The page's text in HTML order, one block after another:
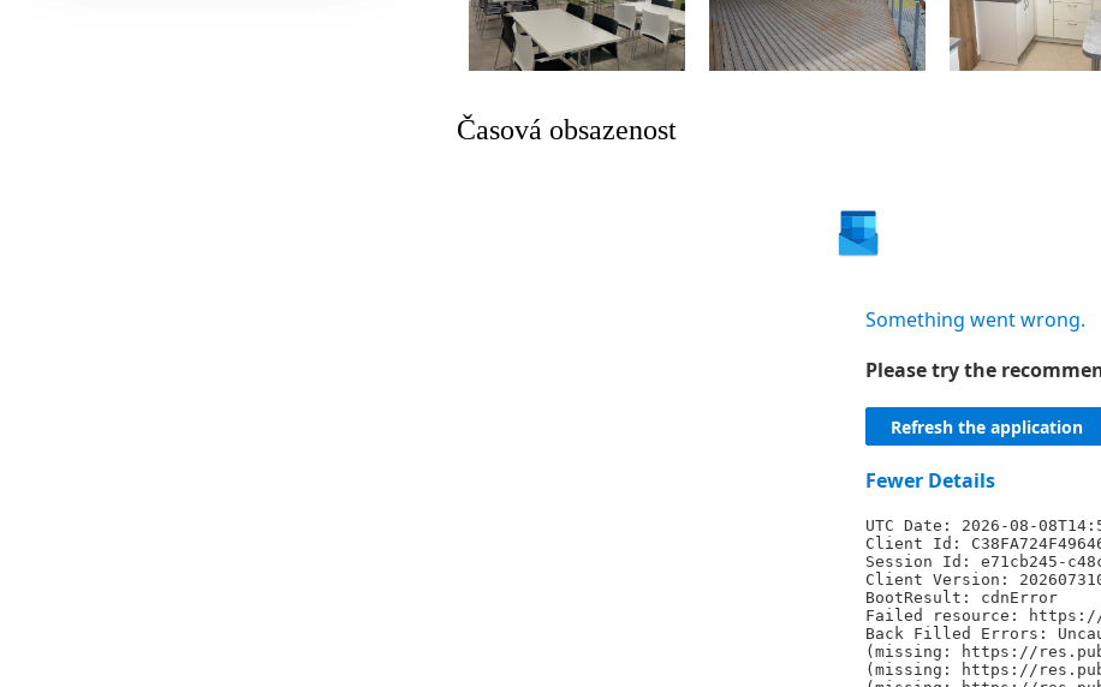
Časová obsazenost